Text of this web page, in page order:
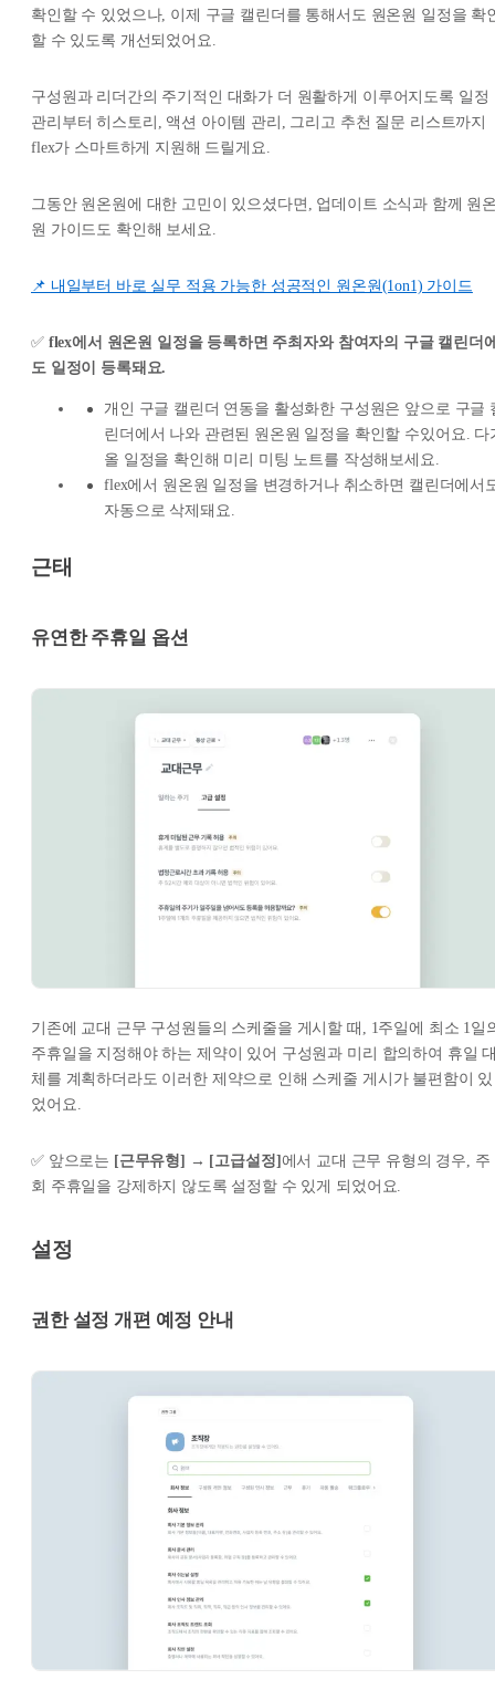
확인할 수 있었으나, 이제 구글 캘린더를 통해서도 원온원 일정을 확
할 수 있도록 개선되었어요.
구성원과 리더간의 주기적인 대화가 더 원활하게 이루어지도록 일정
관리부터 히스토리, 액션 아이템 관리, 그리고 추천 질문 리스트까지
flex가 스마트하게 지원해 드릴게요.
그동안 원온원에 대한 고민이 있으셨다면, 업데이트 소식과 함께 원
원 가이드도 확인해 보세요.
📌 내일부터 바로 실무 적용 가능한 성공적인 원온원(1on1) 가이드
✅ flex에서 원온원 일정을 등록하면 주최자와 참여자의 구글 캘린더
도 일정이 등록돼요.
개인 구글 캘린더 연동을 활성화한 구성원은 앞으로 구글
린더에서 나와 관련된 원온원 일정을 확인할 수있어요. 다
올 일정을 확인해 미리 미팅 노트를 작성해보세요.
flex에서 원온원 일정을 변경하거나 취소하면 캘린더에서
자동으로 삭제돼요.
근태
유연한 주휴일 옵션
기존에 교대 근무 구성원들의 스케줄을 게시할 때, 1주일에 최소 1일
주휴일을 지정해야 하는 제약이 있어 구성원과 미리 합의하여 휴일
체를 계획하더라도 이러한 제약으로 인해 스케줄 게시가 불편함이 있
었어요.
✅ 앞으로는 [근무유형] → [고급설정] 에서 교대 근무 유형의 경우, 주
회 주휴일을 강제하지 않도록 설정할 수 있게 되었어요.
설정
권한 설정 개편 예정 안내